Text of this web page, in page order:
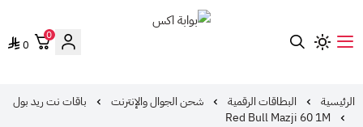
0
0
الرئيسية البطاقات الرقمية شحن الجوال والإنترنت
باقات نت ريد بول
Red Bull Mazji 60 1M